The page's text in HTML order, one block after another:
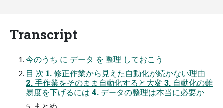
Transcript
今のうち に データ を 整理 しておこう
目 次 1. 修正作業から見えた自動化が続かない理由
2. 手作業をそのまま自動化すると大変 3. 自動化の難
易度を下げるには 4. データの整理は本当に必要か
5. まとめ